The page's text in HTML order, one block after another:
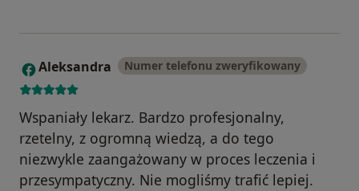
A Aleksandra Numer telefonu zweryfikowany
Wspaniały lekarz. Bardzo profesjonalny,
rzetelny, z ogromną wiedzą, a do tego
niezwykle zaangażowany w proces leczenia i
przesympatyczny. Nie mogliśmy trafić lepiej.